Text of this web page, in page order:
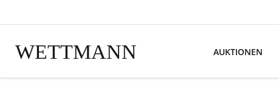
WETTMANN AUKTIONEN